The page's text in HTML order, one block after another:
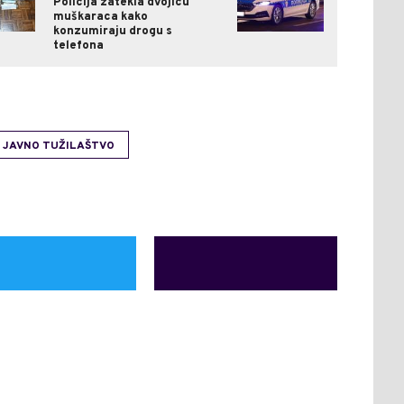
Policija zatekla dvojicu
muškaraca kako
konzumiraju drogu s
telefona
JAVNO TUŽILAŠTVO